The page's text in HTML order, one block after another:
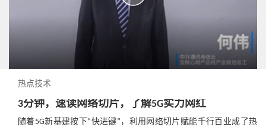
热点技术
3分钟，速读网络切片，了解5G实力网红
随着5G新基建按下“快进键”，利用网络切片赋能千行百业成了热